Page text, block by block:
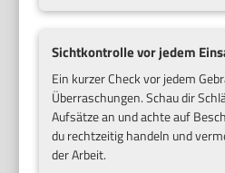
Sichtkontrolle vor jedem
Ein kurzer Check vor jedem
Überraschungen. Schau dir
Aufsätze an und achte auf
du rechtzeitig handeln und
der Arbeit.